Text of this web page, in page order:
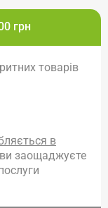
грн
товарів
в
заощаджуєте